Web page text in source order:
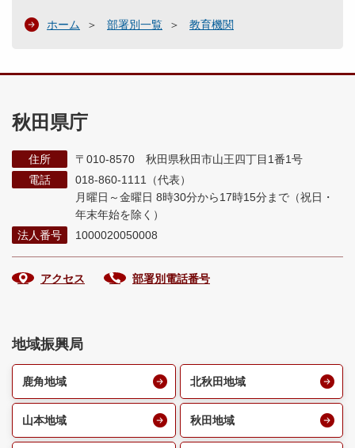
ホーム 部署別一覧 教育機関
秋田県庁
住所
〒010-8570 秋田県秋田市山王四丁目1番1号
電話
018-860-1111（代表）
月曜日～金曜日 8時30分から17時15分まで （祝日・
年末年始を除く）
法人番号
1000020050008
アクセス 部署別電話番号
地域振興局
鹿角地域 北秋田地域
山本地域 秋田地域